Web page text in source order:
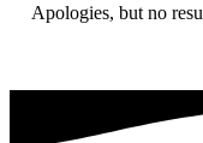
Apologies, but no